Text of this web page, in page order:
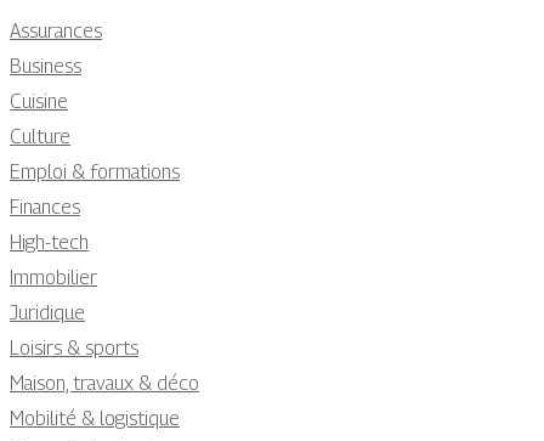
Assurances
Business
Cuisine
Culture
Emploi & formations
Finances
High-tech
Immobilier
Juridique
Loisirs & sports
Maison, travaux & déco
Mobilité & logistique